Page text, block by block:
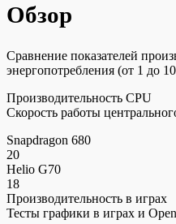
Обзор
Сравнение показателей
энергопотребления (от 1 до
Производительность CPU
Скорость работы
Snapdragon 680
20
Helio G70
18
Производительность в играх
Тесты графики в играх и